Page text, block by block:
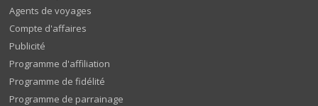
Agents de voyages
Compte d'affaires
Publicité
Programme d'affiliation
Programme de fidélité
Programme de parrainage